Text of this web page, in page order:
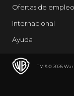
TM & © 2026
Ofertas de empleo
Internacional
Ayuda